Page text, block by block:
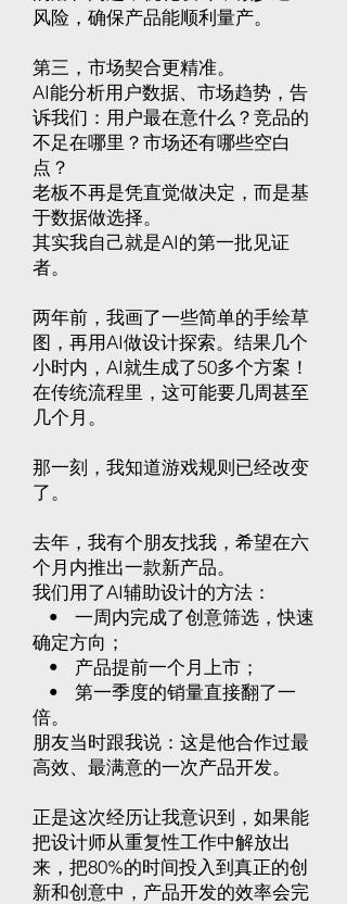
风险，确保产品能顺利量产。
第三，市场契合更精准。
AI能分析用户数据、市场趋势，告
诉我们：用户最在意什么？竞品的
不足在哪里？市场还有哪些空白
点？
老板不再是凭直觉做决定，而是基
于数据做选择。
其实我自己就是AI的第一批见证
者。
两年前，我画了一些简单的手绘草
图，再用AI做设计探索。结果几个
小时内，AI就生成了50多个方案！
在传统流程里，这可能要几周甚至
几个月。
那一刻，我知道游戏规则已经改变
了。​​​​​​
去年，我有个朋友找我，希望在六
个月内推出一款新产品。
我们用了AI辅助设计的方法：
• 一周内完成了创意筛选，快速
确定方向；
• 产品提前一个月上市；
• 第一季度的销量直接翻了一
倍。
朋友当时跟我说：这是他合作过最
高效、最满意的一次产品开发。​
正是这次经历让我意识到，如果能
把设计师从重复性工作中解放出
来，把80%的时间投入到真正的创
新和创意中，产品开发的效率会完